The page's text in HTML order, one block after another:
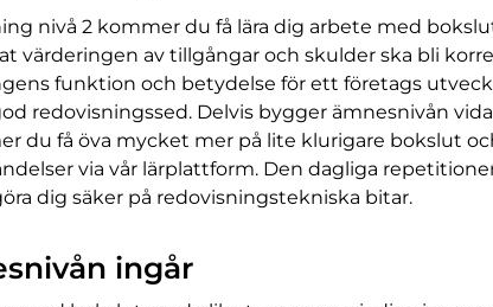
nivå 2 kommer du få lära dig arbete med
värderingen av tillgångar och skulder ska bli
funktion och betydelse för ett företags
redovisningssed. Delvis bygger ämnesnivån
du få öva mycket mer på lite klurigare bokslut
via vår lärplattform. Den dagliga
dig säker på redovisningstekniska bitar.
ingår